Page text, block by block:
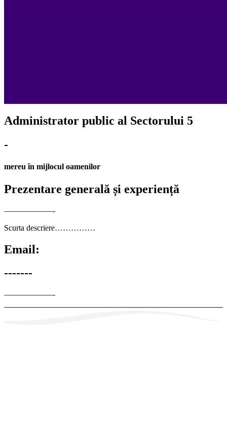
Administrator public al Sectorului 5
-
mereu în mijlocul oamenilor
Prezentare generală și experiență
——————-
Scurta descriere……………
Email:
-------
——————-